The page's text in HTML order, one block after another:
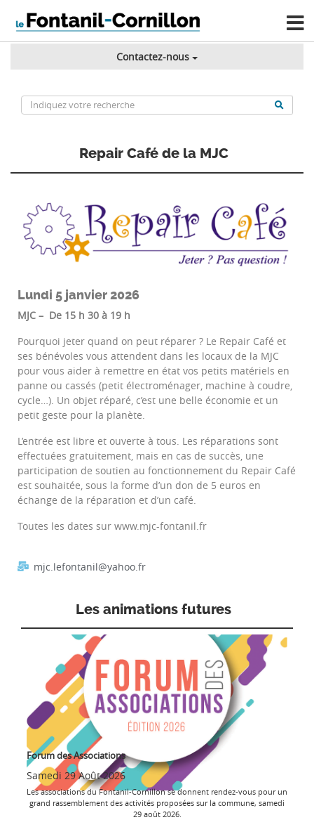
Contactez-nous
Repair Café de la MJC
Lundi 5 janvier 2026
MJC – De 15 h 30 à 19 h
Pourquoi jeter quand on peut réparer ? Le Repair Café et
ses bénévoles vous attendent dans les locaux de la MJC
pour vous aider à remettre en état vos petits matériels en
panne ou cassés (petit électroménager, machine à coudre,
cycle…). Un objet réparé, c’est une belle économie et un
petit geste pour la planète.
L’entrée est libre et ouverte à tous. Les réparations sont
effectuées gratuitement, mais en cas de succès, une
participation de soutien au fonctionnement du Repair Café
est souhaitée, sous la forme d’un don de 5 euros en
échange de la réparation et d’un café.
Toutes les dates sur www.mjc-fontanil.fr
mjc.lefontanil@yahoo.fr
Les animations futures
Forum des Associations
Samedi 29 Août 2026
Les associations du Fontanil-Cornillon se donnent rendez-vous pour un
grand rassemblement des activités proposées sur la commune, samedi
29 août 2026.